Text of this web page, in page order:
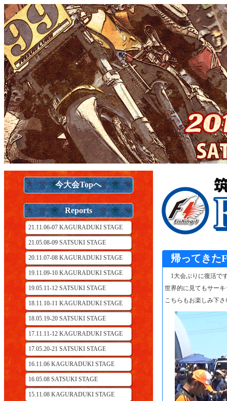
今大会Topへ
Reports
21.11.06-07 KAGURADUKI STAGE
21.05.08-09 SATSUKI STAGE
20.11.07-08 KAGURADUKI STAGE
19.11.09-10 KAGURADUKI STAGE
19.05.11-12 SATSUKI STAGE
18.11.10-11 KAGURADUKI STAGE
18.05.19-20 SATSUKI STAGE
17.11.11-12 KAGURADUKI STAGE
17.05.20-21 SATSUKI STAGE
16.11.06 KAGURADUKI STAGE
16.05.08 SATSUKI STAGE
15.11.08 KAGURADUKI STAGE
帰ってきた
1大会ぶりに復活で
世界的に見てもサー
こちらもお楽しみ下